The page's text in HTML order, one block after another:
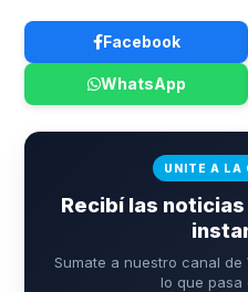
Facebook
WhatsApp
UNITE A LA
Recibí las
Sumate a nuestro canal
lo que pasa